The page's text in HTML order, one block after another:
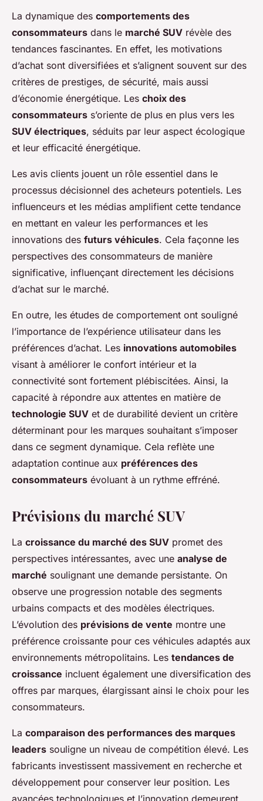
La dynamique des comportements des
consommateurs dans le marché SUV révèle des
tendances fascinantes. En effet, les motivations
d’achat sont diversifiées et s’alignent souvent sur des
critères de prestiges, de sécurité, mais aussi
d’économie énergétique. Les choix des
consommateurs s’oriente de plus en plus vers les
SUV électriques, séduits par leur aspect écologique
et leur efficacité énergétique.
Les avis clients jouent un rôle essentiel dans le
processus décisionnel des acheteurs potentiels. Les
influenceurs et les médias amplifient cette tendance
en mettant en valeur les performances et les
innovations des futurs véhicules. Cela façonne les
perspectives des consommateurs de manière
significative, influençant directement les décisions
d’achat sur le marché.
En outre, les études de comportement ont souligné
l’importance de l’expérience utilisateur dans les
préférences d’achat. Les innovations automobiles
visant à améliorer le confort intérieur et la
connectivité sont fortement plébiscitées. Ainsi, la
capacité à répondre aux attentes en matière de
technologie SUV et de durabilité devient un critère
déterminant pour les marques souhaitant s’imposer
dans ce segment dynamique. Cela reflète une
adaptation continue aux préférences des
consommateurs évoluant à un rythme effréné.
Prévisions du marché SUV
La croissance du marché des SUV promet des
perspectives intéressantes, avec une analyse de
marché soulignant une demande persistante. On
observe une progression notable des segments
urbains compacts et des modèles électriques.
L’évolution des prévisions de vente montre une
préférence croissante pour ces véhicules adaptés aux
environnements métropolitains. Les tendances de
croissance incluent également une diversification des
offres par marques, élargissant ainsi le choix pour les
consommateurs.
La comparaison des performances des marques
leaders souligne un niveau de compétition élevé. Les
fabricants investissent massivement en recherche et
développement pour conserver leur position. Les